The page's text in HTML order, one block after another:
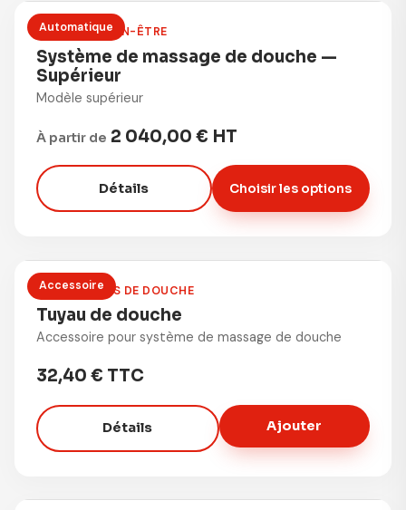
Automatique
DOUCHE & BIEN-ÊTRE
Système de massage de douche —
Supérieur
Modèle supérieur
À partir de 2 040,00 € HT
Détails Choisir les options
Accessoire
ACCESSOIRES DE DOUCHE
Tuyau de douche
Accessoire pour système de massage de douche
32,40 € TTC
Détails Ajouter